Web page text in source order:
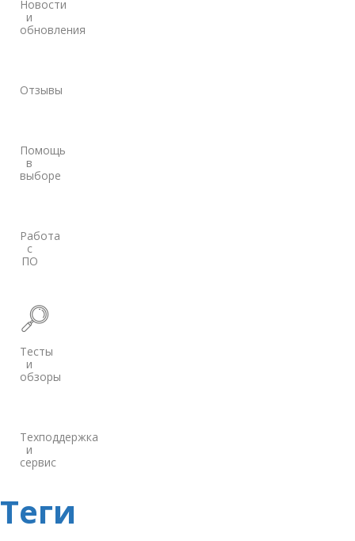
Новости
и
обновления
Отзывы
Помощь
в
выборе
Работа
с
ПО
Тесты
и
обзоры
Техподдержка
и
сервис
Теги